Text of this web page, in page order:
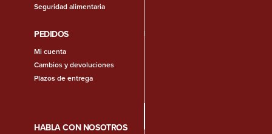
Seguridad alimentaria
PEDIDOS
Mi cuenta
Cambios y devoluciones
Plazos de entrega
HABLA CON NOSOTROS